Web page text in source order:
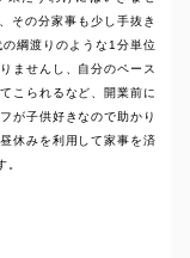
その分家事も少し手抜き
綱渡りのような1分単位
ませんし、自分のペース
こられるなど、開業前に
が子供好きなので助かり
休みを利用して家事を済
。